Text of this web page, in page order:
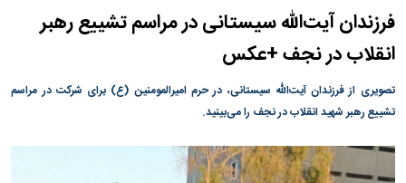
فرزندان آیت‌الله سیستانی در مراسم تشییع رهبر
انقلاب در نجف +عکس
تصویری از فرزندان آیت‌الله سیستانی، در حرم امیرالمومنین (ع) برای شرکت در مراسم
تشییع رهبر شهید انقلاب در نجف را می‌بینید.